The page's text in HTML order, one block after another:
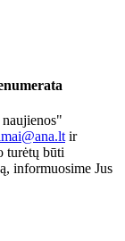
ir
turėtų būti
informuosime Jus